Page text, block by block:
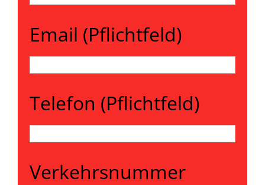
Email (Pflichtfeld)
Telefon (Pflichtfeld)
Verkehrsnummer